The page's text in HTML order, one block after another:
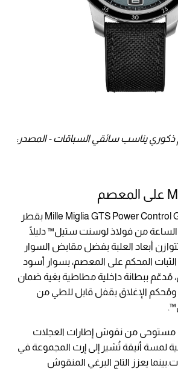
ذكوري يناسب سائقي السباقات - المصدر:
Mille Miglia GTS Power Control Grigio-Blu بقطر
الساعة من فولاذ لوسنت ستيل™ دليلًا
أبعاد العلبة بفضل مقابض السوار
المحكم على المعصم، بسوار أسود
مُدعّم ببطانة داخلية مطاطية بغية ضمان
ومُحكم الإغلاق بقفل قابل للطي من
من نقوش إطارات العجلات
لمسة أنيقة تُشير إلى إرث المجموعة في
يعزز التاج البرغي المنقوش